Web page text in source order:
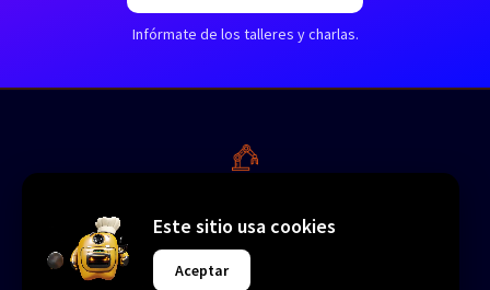
Infórmate de los talleres y charlas.
> El hackathon más innovador de Euskadi
©2025 Le Robot Hackathon Bilbao • BILBAO • 21–
Este sitio usa cookies
Aceptar